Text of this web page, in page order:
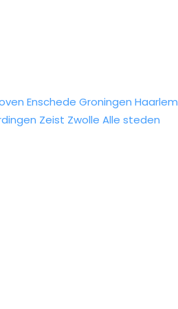
Enschede Groningen Haarlem
Zeist Zwolle Alle steden